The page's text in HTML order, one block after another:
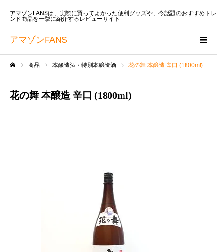
アマゾンFANS
アマゾンFANSは、実際に買ってよかった便利グッズや、今話題のおすすめトレ
ンド商品を一挙に紹介するレビューサイト
商品 本醸造酒・特別本醸造酒 花の舞 本醸造 辛口 (1800ml)
花の舞 本醸造 辛口 (1800ml)